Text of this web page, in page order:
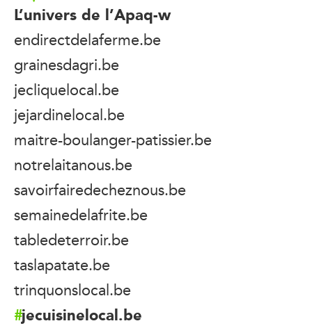
L’univers de l’Apaq-w
endirectdelaferme.be
grainesdagri.be
jecliquelocal.be
jejardinelocal.be
maitre-boulanger-patissier.be
notrelaitanous.be
savoirfairedecheznous.be
semainedelafrite.be
tabledeterroir.be
taslapatate.be
trinquonslocal.be
jecuisinelocal.be